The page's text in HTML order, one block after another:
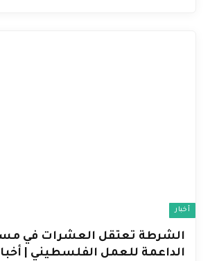
أخبار
الشرطة تعتقل العشرات في
الداعمة للعمل الفلسطيني |